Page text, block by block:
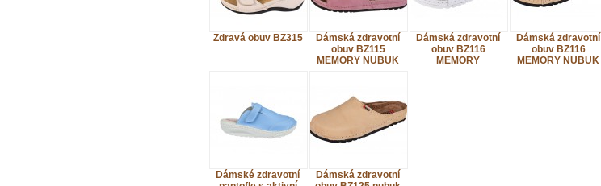
Zdravá obuv BZ315
Dámská zdravotní
obuv BZ115
MEMORY NUBUK
Dámská zdravotní
obuv BZ116
MEMORY
Dámská zdravotní
obuv BZ116
MEMORY NUBUK
Dámské zdravotní
Dámská zdravotní